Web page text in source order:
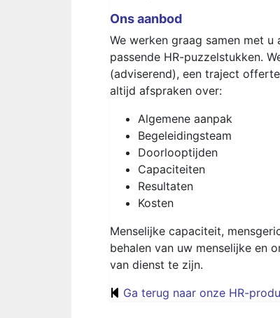
Ons aanbod
We werken graag samen met
passende HR-puzzelstukken.
(adviserend), een traject
altijd afspraken over:
Algemene aanpak
Begeleidingsteam
Doorlooptijden
Capaciteiten
Resultaten
Kosten
Menselijke capaciteit,
behalen van uw menselijke en
van dienst te zijn.
Ga terug naar onze HR-